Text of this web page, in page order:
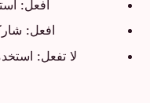
افعل:
افعل:
لا تفعل: